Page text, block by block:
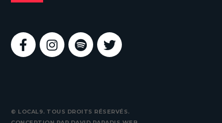
© LOCAL9. TOUS DROITS RÉSERVÉS.